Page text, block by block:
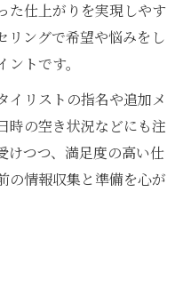
た仕上がりを実現しやす
リングで希望や悩みをし
トです。
イリストの指名や追加メ
時の空き状況などにも注
けつつ、満足度の高い仕
の情報収集と準備を心が